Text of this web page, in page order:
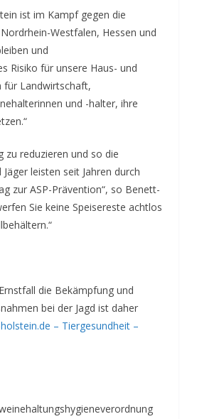
ist im Kampf gegen die
Westfalen, Hessen und
und
Risiko für unsere Haus- und
für Landwirtschaft,
und -halter, ihre
zu reduzieren und so die
leisten seit Jahren durch
zur ASP-Prävention“, so Benett-
Sie keine Speisereste achtlos
die Bekämpfung und
bei der Jagd ist daher
– Tiergesundheit –